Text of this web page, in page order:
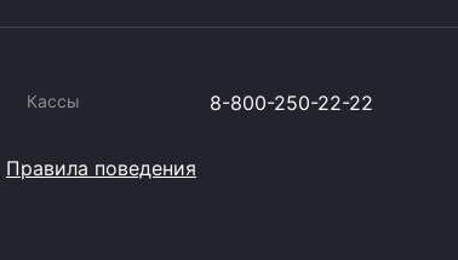
Кассы 8-800-250-22-22
Правила поведения